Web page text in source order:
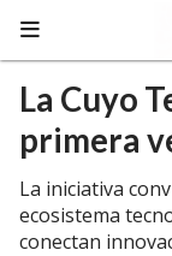
La Cuyo
primera
La iniciativa
ecosistema
conectan